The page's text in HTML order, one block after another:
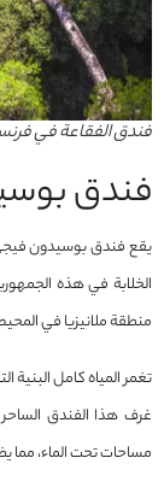
فندق الفقاعة في
فندق
الخلابة في هذه
منطقة ملانيزيا في
تغمر المياه كامل
غرف هذا الفندق
مساحات تحت الماء، مما